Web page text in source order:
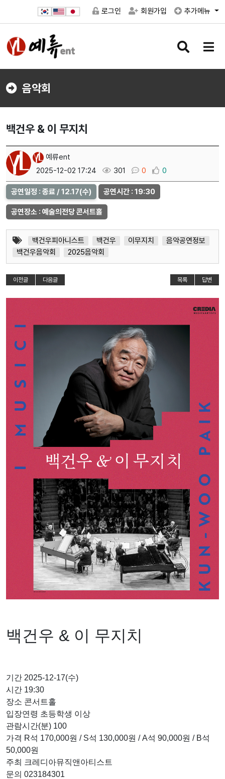
로그인 회원가입 추가메뉴
검
버
메
버
음악회
백건우 & 이 무지치
예류ent
2025-12-02 17:24
301 0 0
공연일정 : 종료 / 12.17(수) 공연시간 : 19:30
공연장소 : 예술의전당 콘서트홀
백건우피아니스트 백건우 이무지치
음악공연정보
백건우음악회
2025음악회
이전글 다음글 목록 답변
백건우 & 이 무지치
기간 2025-12-17(수)
시간 19:30
장소 콘서트홀
입장연령 초등학생 이상
관람시간(분) 100
가격 R석 170,000원 / S석 130,000원 / A석 90,000원 / B석
50,000원
주최 크레디아뮤직앤아티스트
문의 023184301